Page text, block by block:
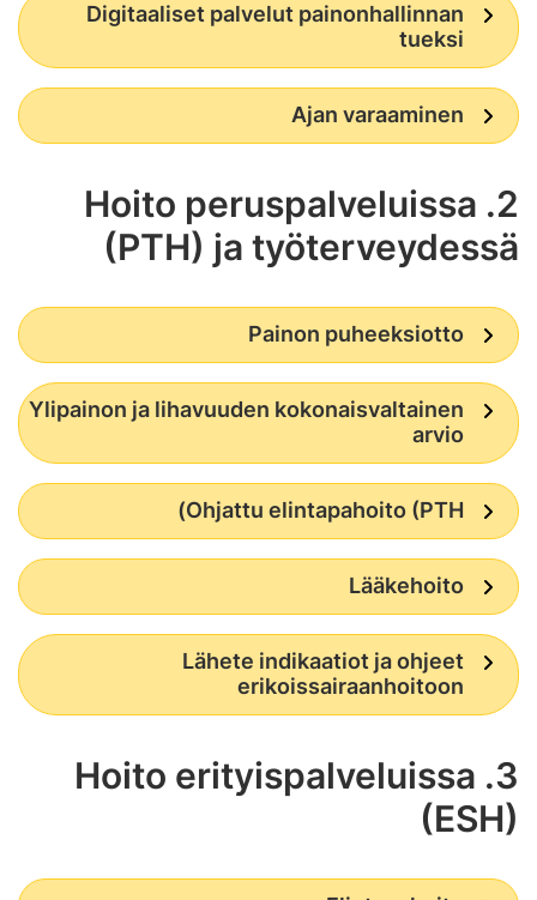
Digitaaliset palvelut painonhallinnan
tueksi
Ajan varaaminen
2. Hoito peruspalveluissa
(PTH) ja työterveydessä
Painon puheeksiotto
Ylipainon ja lihavuuden kokonaisvaltainen
arvio
Ohjattu elintapahoito (PTH)
Lääkehoito
Lähete indikaatiot ja ohjeet
erikoissairaanhoitoon
3. Hoito erityispalveluissa
(ESH)